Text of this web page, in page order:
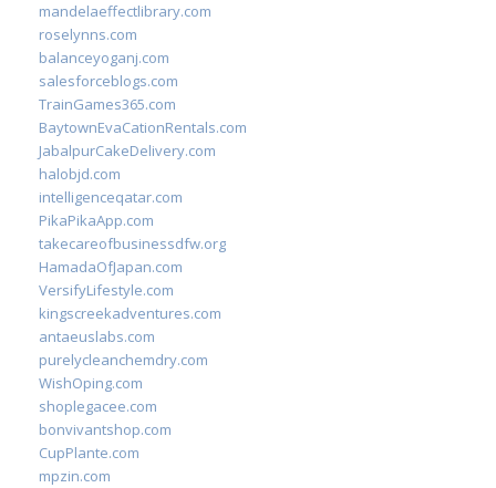
mandelaeffectlibrary.com
roselynns.com
balanceyoganj.com
salesforceblogs.com
TrainGames365.com
BaytownEvaCationRentals.com
JabalpurCakeDelivery.com
halobjd.com
intelligenceqatar.com
PikaPikaApp.com
takecareofbusinessdfw.org
HamadaOfJapan.com
VersifyLifestyle.com
kingscreekadventures.com
antaeuslabs.com
purelycleanchemdry.com
WishOping.com
shoplegacee.com
bonvivantshop.com
CupPlante.com
mpzin.com